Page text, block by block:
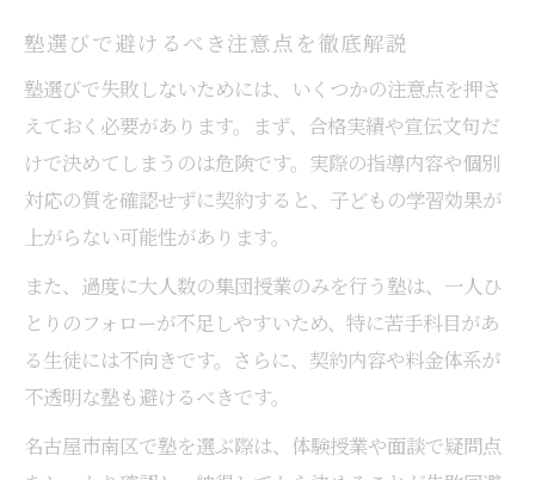
塾選びで避けるべき注意点を徹底解説
塾選びで失敗しないためには、いくつかの注意点を押さ
えておく必要があります。まず、合格実績や宣伝文句だ
けで決めてしまうのは危険です。実際の指導内容や個別
対応の質を確認せずに契約すると、子どもの学習効果が
上がらない可能性があります。
また、過度に大人数の集団授業のみを行う塾は、一人ひ
とりのフォローが不足しやすいため、特に苦手科目があ
る生徒には不向きです。さらに、契約内容や料金体系が
不透明な塾も避けるべきです。
名古屋市南区で塾を選ぶ際は、体験授業や面談で疑問点